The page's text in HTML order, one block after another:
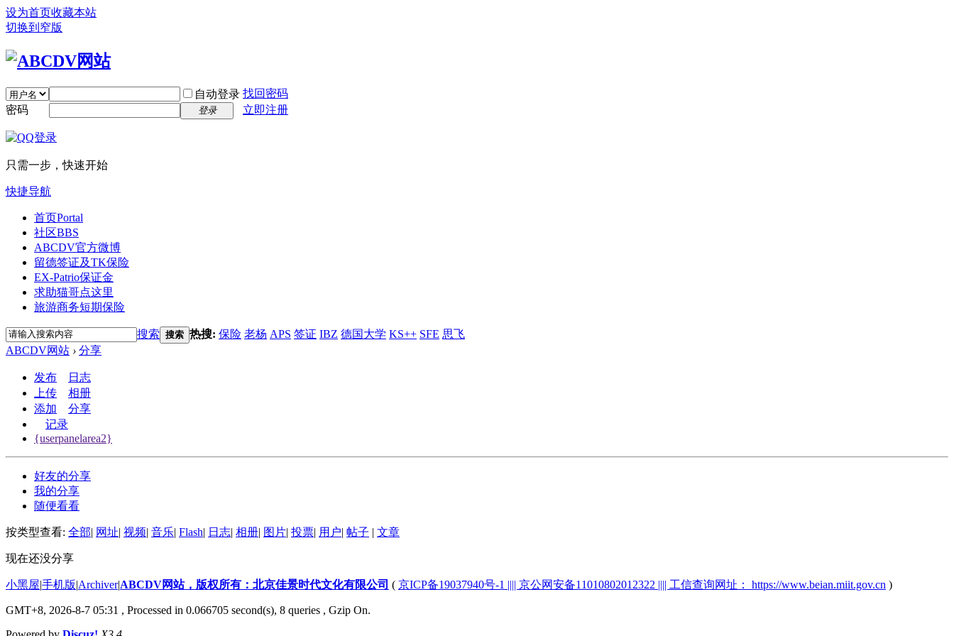
设为首页收藏本站
切换到窄版
自动登录 找回密码
密码
登录 立即注册
只需一步，快速开始
快捷导航
首页Portal
社区BBS
ABCDV官方微博
留德签证及TK保险
EX-Patrio保证金
求助猫哥点这里
旅游商务短期保险
搜索 搜索 热搜: 保险 老杨 APS 签证 IBZ 德国大学 KS++ SFE 思飞
ABCDV网站 › 分享
发布
日志
上传
相册
添加
分享
记录
{userpanelarea2}
好友的分享
我的分享
随便看看
按类型查看: 全部| 网址| 视频| 音乐| Flash| 日志| 相册| 图片| 投票| 用户| 帖子 | 文章
现在还没分享
小黑屋|手机版|Archiver|ABCDV网站，版权所有：北京佳景时代文化有限公司 ( 京ICP备19037940号-1 |||| 京公网安备11010802012322 |||| 工信查询网址： https://www.beian.miit.gov.cn )
GMT+8, 2026-8-7 05:31 , Processed in 0.066705 second(s), 8 queries , Gzip On.